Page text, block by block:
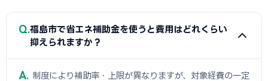
Q 福島市で省エネ補助金を使うと費用はどれくらい
抑えられますか？
A
制度により補助率・上限が異なりますが、対象経費の一定